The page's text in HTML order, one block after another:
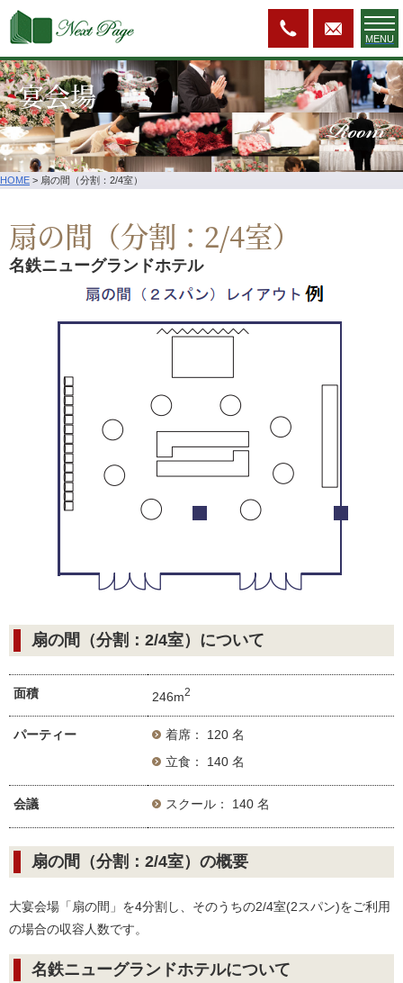
MENU
宴会場 Room
HOME > 扇の間（分割：2/4室）
扇の間（分割：2/4室）
名鉄ニューグランドホテル
扇の間（分割：2/4室）について
面積 246m2
パーティー
着席： 120 名
立食： 140 名
会議 スクール： 140 名
扇の間（分割：2/4室）の概要
大宴会場「扇の間」を4分割し、そのうちの2/4室(2スパン)をご利用
の場合の収容人数です。
名鉄ニューグランドホテルについて